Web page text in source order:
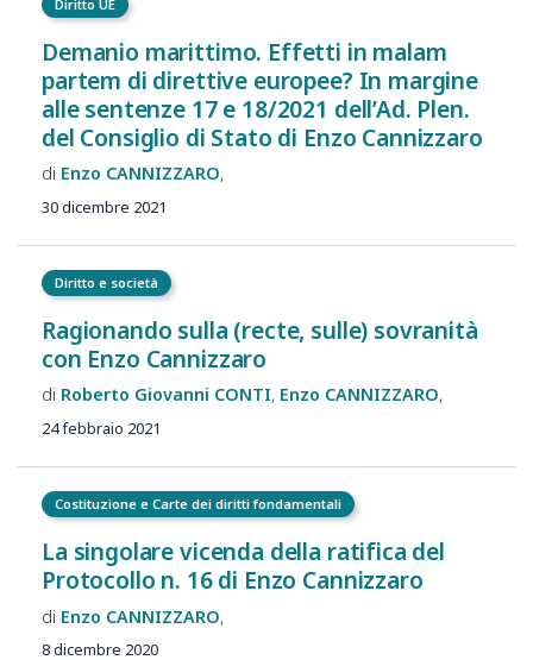
Diritto UE
Demanio marittimo. Effetti in malam
partem di direttive europee? In margine
alle sentenze 17 e 18/2021 dell’Ad. Plen.
del Consiglio di Stato di Enzo Cannizzaro
Enzo CANNIZZARO
30 dicembre 2021
Diritto e società
Ragionando sulla (recte, sulle) sovranità
con Enzo Cannizzaro
Roberto Giovanni CONTI Enzo CANNIZZARO
24 febbraio 2021
Costituzione e Carte dei diritti fondamentali
La singolare vicenda della ratifica del
Protocollo n. 16 di Enzo Cannizzaro
Enzo CANNIZZARO
8 dicembre 2020